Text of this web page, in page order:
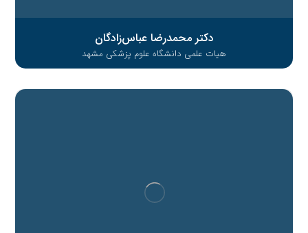
دکتر محمدرضا عباس‌زادگان
هیات علمی دانشگاه علوم پزشکی مشهد